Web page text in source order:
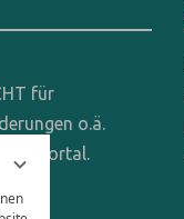
für
o.ä.
Portal.